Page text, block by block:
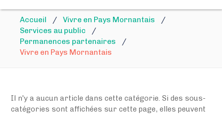
Accueil / Vivre en Pays Mornantais
/
Services au public
/
Permanences partenaires
/
Vivre en Pays Mornantais
Il n'y a aucun article dans cette catégorie. Si des sous-
catégories sont affichées sur cette page, elles peuvent